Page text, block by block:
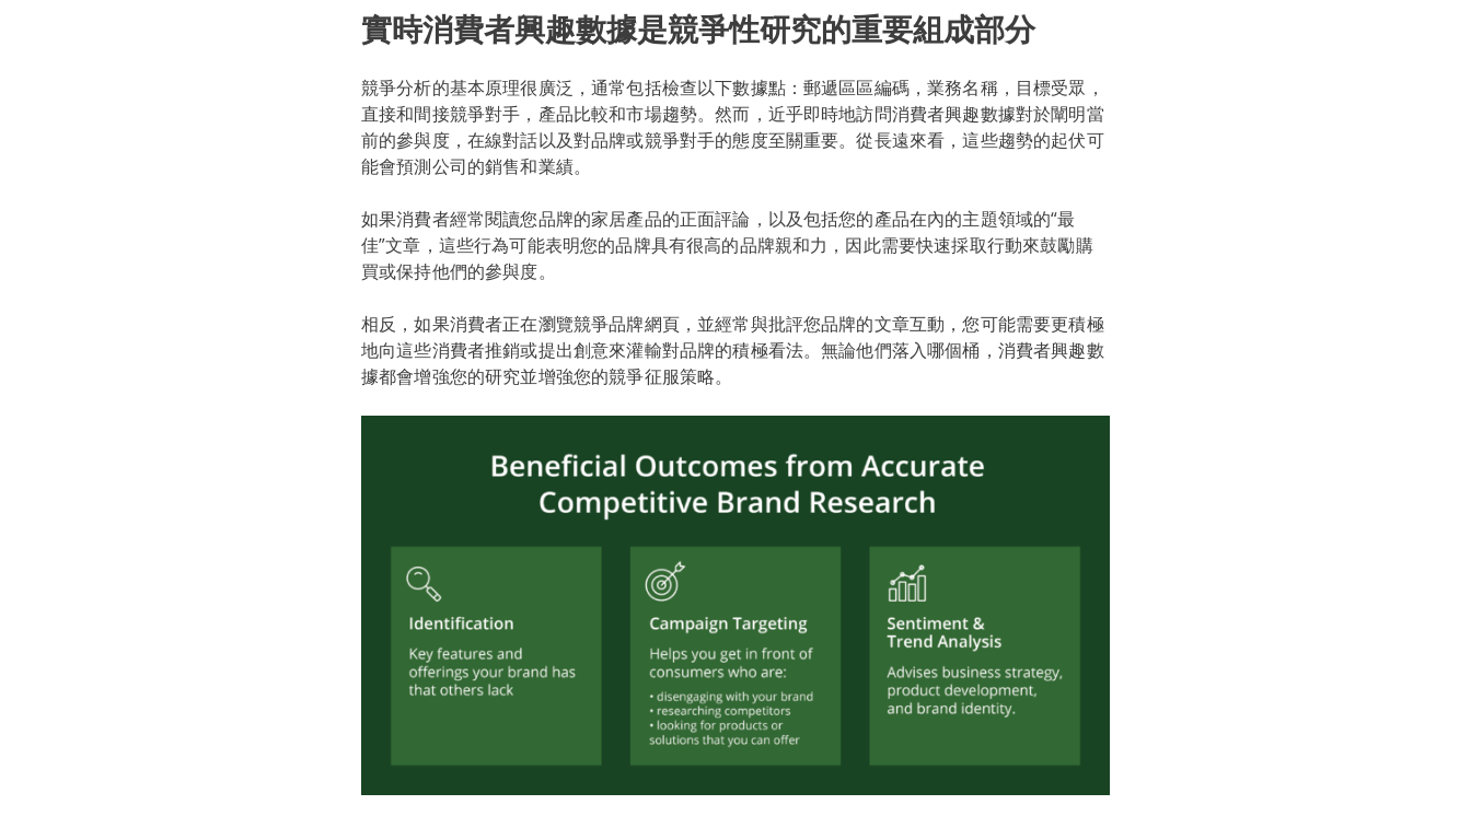
實時消費者興趣數據是競爭性研究的重要組成部分
競爭分析的基本原理很廣泛，通常包括檢查以下數據點：郵遞區區編碼，業務名稱，目標受眾，
直接和間接競爭對手，產品比較和市場趨勢。然而，近乎即時地訪問消費者興趣數據對於闡明當
前的參與度，在線對話以及對品牌或競爭對手的態度至關重要。從長遠來看，這些趨勢的起伏可
能會預測公司的銷售和業績。
如果消費者經常閱讀您品牌的家居產品的正面評論，以及包括您的產品在內的主題領域的“最
佳”文章，這些行為可能表明您的品牌具有很高的品牌親和力，因此需要快速採取行動來鼓勵購
買或保持他們的參與度。
相反，如果消費者正在瀏覽競爭品牌網頁，並經常與批評您品牌的文章互動，您可能需要更積極
地向這些消費者推銷或提出創意來灌輸對品牌的積極看法。無論他們落入哪個桶，消費者興趣數
據都會增強您的研究並增強您的競爭征服策略。